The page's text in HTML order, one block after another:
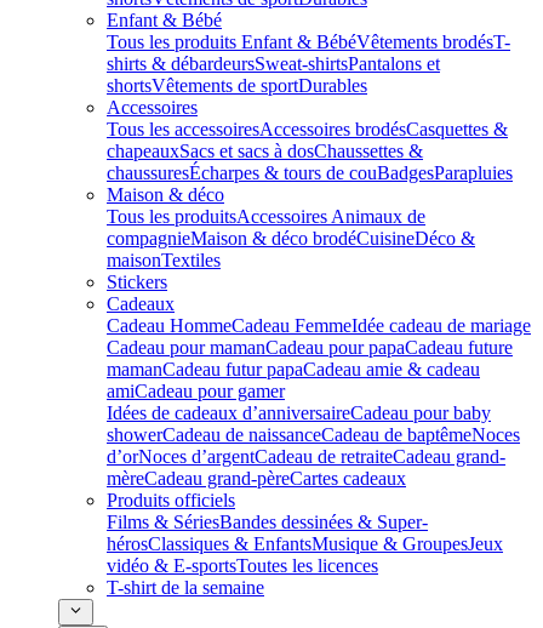
Enfant & Bébé
Tous les produits Enfant & BébéVêtements brodésT-
shirts & débardeursSweat-shirtsPantalons et
shortsVêtements de sportDurables
Accessoires
Tous les accessoiresAccessoires brodésCasquettes &
chapeauxSacs et sacs à dosChaussettes &
chaussuresÉcharpes & tours de couBadgesParapluies
Maison & déco
Tous les produitsAccessoires Animaux de
compagnieMaison & déco brodéCuisineDéco &
maisonTextiles
Stickers
Cadeaux
Cadeau HommeCadeau FemmeIdée cadeau de mariage​
Cadeau pour mamanCadeau pour papaCadeau future
mamanCadeau futur papaCadeau amie & cadeau
amiCadeau pour gamer
Idées de cadeaux d’anniversaireCadeau pour baby
showerCadeau de naissanceCadeau de baptêmeNoces
d’orNoces d’argentCadeau de retraiteCadeau grand-
mèreCadeau grand-pèreCartes cadeaux
Produits officiels
Films & SériesBandes dessinées & Super-
hérosClassiques & EnfantsMusique & GroupesJeux
vidéo & E-sportsToutes les licences
T-shirt de la semaine